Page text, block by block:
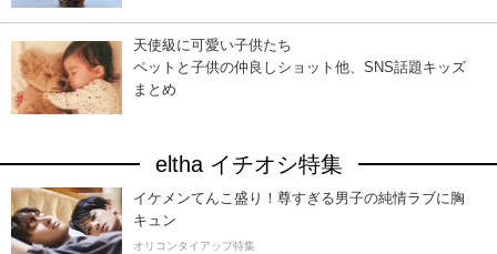
天使級に可愛い子供たち
ペットと子供の仲良しショット他、SNS話題キッズ
まとめ
eltha イチオシ特集
イケメンてんこ盛り！尊すぎる男子の純情ラブに胸
キュン
オリコンタイアップ特集